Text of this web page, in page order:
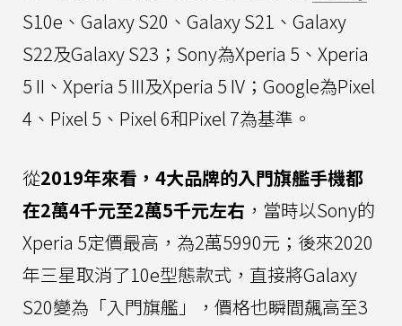
S10e、Galaxy S20、Galaxy S21、Galaxy
S22及Galaxy S23；Sony為Xperia 5、Xperia
5 II、Xperia 5 III及Xperia 5 IV；Google為Pixel
4、Pixel 5、Pixel 6和Pixel 7為基準。
從2019年來看，4大品牌的入門旗艦手機都
在2萬4千元至2萬5千元左右 ，當時以Sony的
Xperia 5定價最高，為2萬5990元；後來2020
年三星取消了10e型態款式，直接將Galaxy
S20變為「入門旗艦」，價格也瞬間飆高至3